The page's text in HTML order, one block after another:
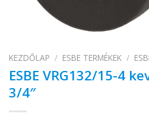
KEZDŐLAP / ESBE TERMÉKEK /
ESBE VRG132/15-4
3/4″